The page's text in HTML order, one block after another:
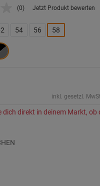
Kein
Link
auf
(0) Jetzt Produkt bewerten
54 56 58
inkl. gesetzl.
dich direkt in deinem Markt, ob